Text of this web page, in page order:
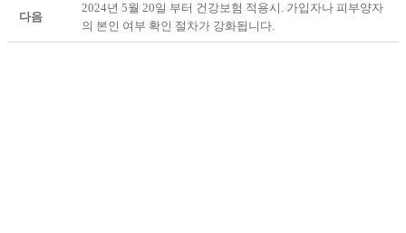
다음
2024년 5월 20일 부터 건강보험 적용시. 가입자나 피부양자
의 본인 여부 확인 절차가 강화됩니다.